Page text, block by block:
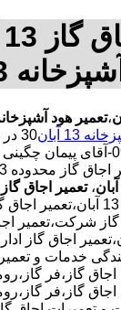
13 آبان
،تعمیر هود آشپزخانه 13
13 آبان
30
رایگان،09360937370-آقای
گاز محدوده 13 آبان،
، تعمیر اجاق گاز
هود آشپزخانه منطقه 13
گاز شرکت،تعمیر
گاز،فر